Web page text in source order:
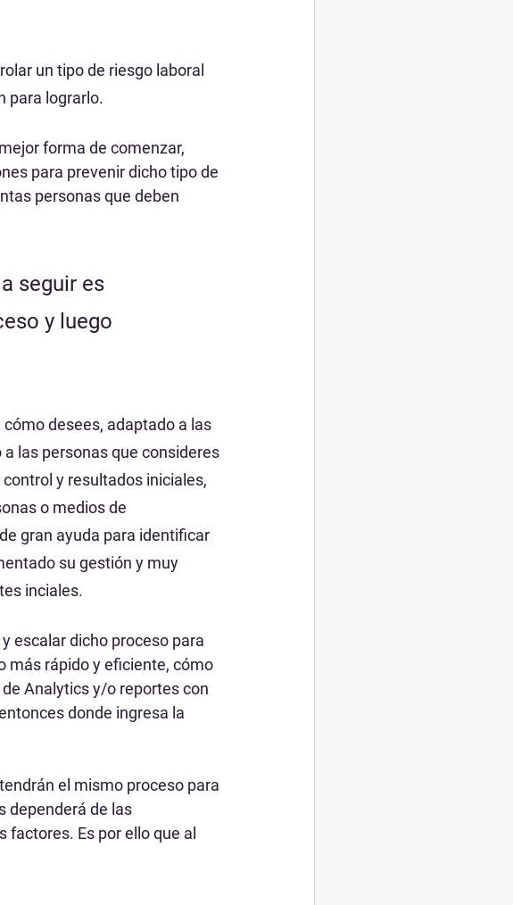
un tipo de riesgo laboral
para lograrlo.
forma de comenzar,
para prevenir dicho tipo de
personas que deben
seguir es
y luego
desees, adaptado a las
las personas que consideres
y resultados iniciales,
o medios de
gran ayuda para identificar
su gestión y muy
inciales.
escalar dicho proceso para
más rápido y eficiente, cómo
Analytics y/o reportes con
donde ingresa la
el mismo proceso para
dependerá de las
Es por ello que al